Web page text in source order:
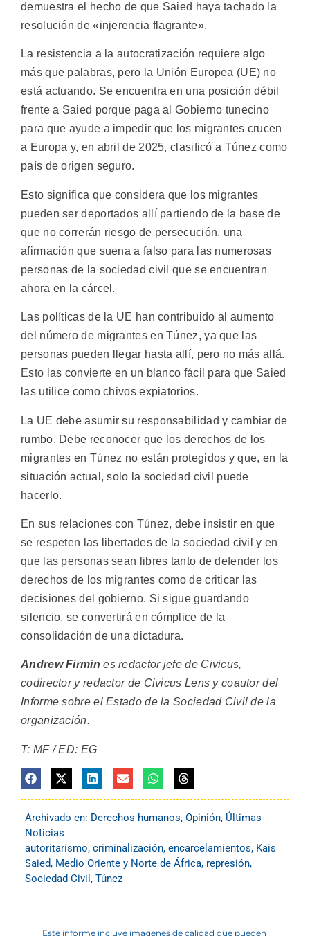
demuestra el hecho de que Saied haya tachado la
resolución de «injerencia flagrante».
La resistencia a la autocratización requiere algo
más que palabras, pero la Unión Europea (UE) no
está actuando. Se encuentra en una posición débil
frente a Saied porque paga al Gobierno tunecino
para que ayude a impedir que los migrantes crucen
a Europa y, en abril de 2025, clasificó a Túnez como
país de origen seguro.
Esto significa que considera que los migrantes
pueden ser deportados allí partiendo de la base de
que no correrán riesgo de persecución, una
afirmación que suena a falso para las numerosas
personas de la sociedad civil que se encuentran
ahora en la cárcel.
Las políticas de la UE han contribuido al aumento
del número de migrantes en Túnez, ya que las
personas pueden llegar hasta allí, pero no más allá.
Esto las convierte en un blanco fácil para que Saied
las utilice como chivos expiatorios.
La UE debe asumir su responsabilidad y cambiar de
rumbo. Debe reconocer que los derechos de los
migrantes en Túnez no están protegidos y que, en la
situación actual, solo la sociedad civil puede
hacerlo.
En sus relaciones con Túnez, debe insistir en que
se respeten las libertades de la sociedad civil y en
que las personas sean libres tanto de defender los
derechos de los migrantes como de criticar las
decisiones del gobierno. Si sigue guardando
silencio, se convertirá en cómplice de la
consolidación de una dictadura.
Andrew Firmines redactor jefe de Civicus,
codirector y redactor de Civicus Lens y coautor del
Informe sobre el Estado de la Sociedad Civil de la
organización.
T: MF / ED: EG
Archivado en: Derechos humanos, Opinión, Últimas
Noticias
autoritarismo, criminalización, encarcelamientos, Kais
Saied, Medio Oriente y Norte de África, represión,
Sociedad Civil , Túnez
Este informe incluye imágenes de calidad que pueden